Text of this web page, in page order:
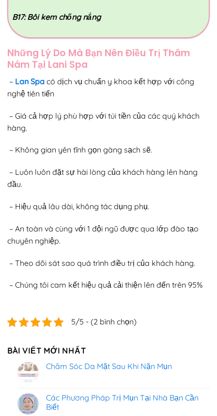
B17: Bôi kem chống nắng
Những Lý Do Mà Bạn Nên Điều Trị Thâm
Nám Tại Lani Spa
– Lan Spa có dịch vụ chuẩn y khoa kết hợp với công
nghệ tiên tiến
– Giá cả hợp lý phù hợp với túi tiền của các quý khách
hàng.
– Không gian yên tĩnh gọn gàng sạch sẽ.
– Luôn luôn đặt sự hài lòng của khách hàng lên hàng
đầu.
– Hiệu quả lâu dài, không tác dụng phụ.
– An toàn và cùng với 1 đội ngũ được qua lớp đào tạo
chuyên nghiệp.
– Theo dõi sát sao quá trình điều trị của khách hàng.
– Chúng tôi cam kết hiệu quả cải thiện lên đến trên 95%
5/5 - (2 bình chọn)
BÀI VIẾT MỚI NHẤT
Chăm Sóc Da Mặt Sau Khi Nặn Mụn
Các Phương Pháp Trị Mụn Tại Nhà Bạn Cần
Biết